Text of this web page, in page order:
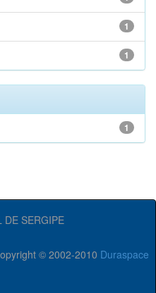
1
1
1
DE SERGIPE
© 2002-2010 Duraspace